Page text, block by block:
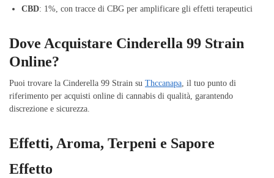
CBD: 1%, con tracce di CBG per amplificare gli effetti terapeutici
Dove Acquistare Cinderella 99 Strain
Online?
Puoi trovare la Cinderella 99 Strain su Thccanapa, il tuo punto di
riferimento per acquisti online di cannabis di qualità, garantendo
discrezione e sicurezza.
Effetti, Aroma, Terpeni e Sapore
Effetto